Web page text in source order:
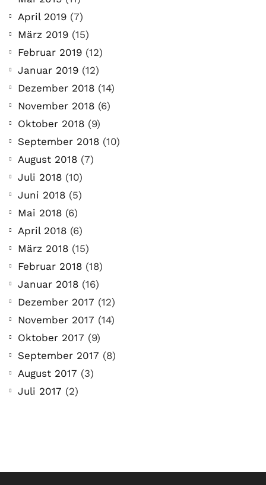
April 2019 (7)
März 2019 (15)
Februar 2019 (12)
Januar 2019 (12)
Dezember 2018 (14)
November 2018 (6)
Oktober 2018 (9)
September 2018 (10)
August 2018 (7)
Juli 2018 (10)
Juni 2018 (5)
Mai 2018 (6)
April 2018 (6)
März 2018 (15)
Februar 2018 (18)
Januar 2018 (16)
Dezember 2017 (12)
November 2017 (14)
Oktober 2017 (9)
September 2017 (8)
August 2017 (3)
Juli 2017 (2)